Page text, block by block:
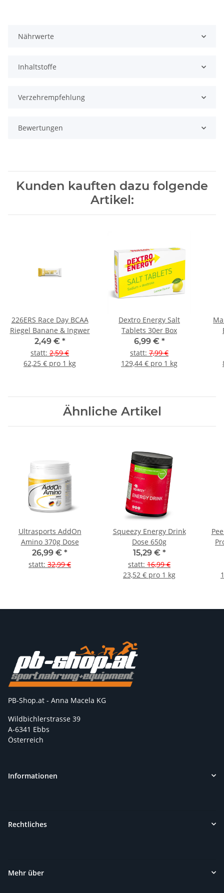
Nährwerte
Inhaltstoffe
Verzehrempfehlung
Bewertungen
Kunden kauften dazu folgende
Artikel:
226ERS Race Day BCAA
Riegel Banane & Ingwer
2,49 € *
statt: 2,59 €
62,25 € pro 1 kg
Dextro Energy Salt
Tablets 30er Box
6,99 € *
statt: 7,99 €
129,44 € pro 1 kg
Ähnliche Artikel
Ultrasports AddOn
Amino 370g Dose
26,99 € *
statt: 32,99 €
Squeezy Energy Drink
Dose 650g
15,29 € *
statt: 16,99 €
23,52 € pro 1 kg
PB-Shop.at - Anna Macela KG
Wildbichlerstrasse 39
A-6341 Ebbs
Österreich
Informationen
Rechtliches
Mehr über